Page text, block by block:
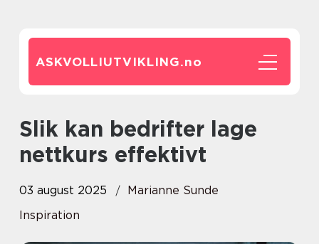
ASKVOLLIUTVIKLING.no
Slik kan bedrifter lage
nettkurs effektivt
03 august 2025
Marianne Sunde
Inspiration